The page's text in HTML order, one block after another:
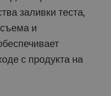
заливки теста,
и
с продукта на